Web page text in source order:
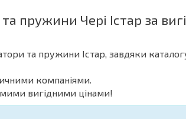
пружини Чері Істар за
та пружини Істар, завдяки
компаніями.
вигідними цінами!